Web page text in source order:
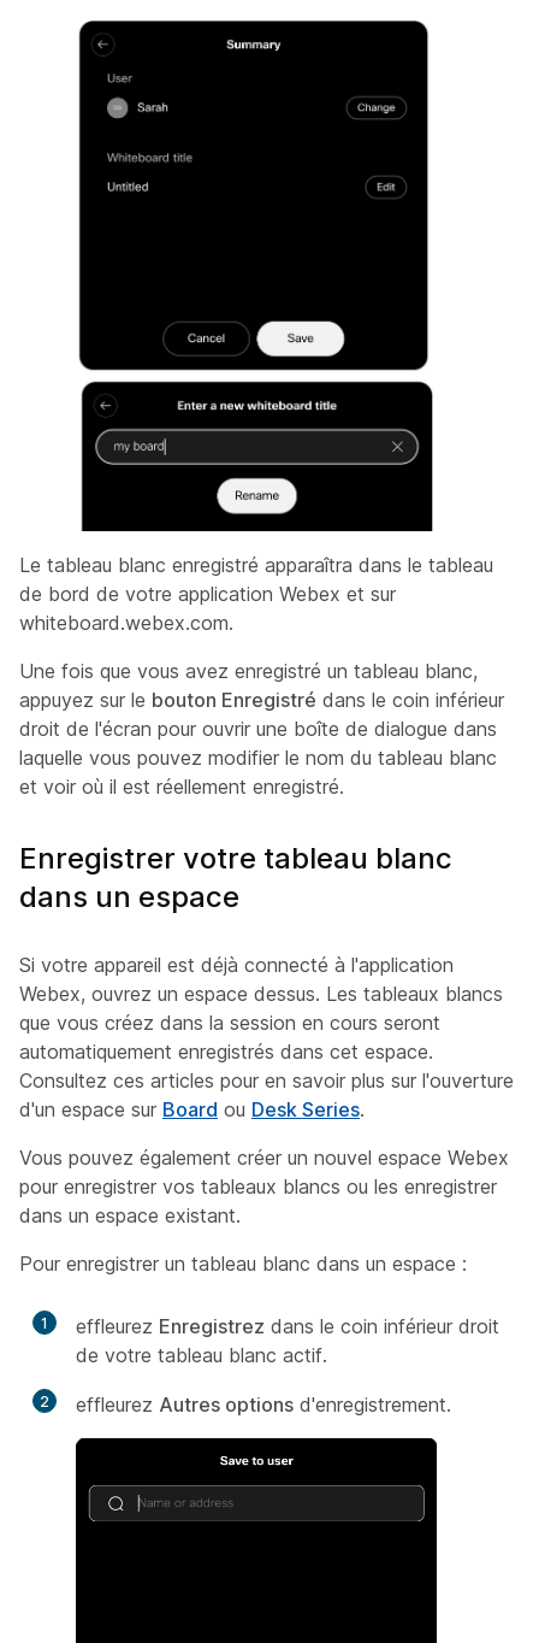
Le tableau blanc enregistré apparaîtra dans le tableau
de bord de votre application Webex et sur
whiteboard.webex.com.
Une fois que vous avez enregistré un tableau blanc,
appuyez sur le bouton Enregistré dans le coin inférieur
droit de l'écran pour ouvrir une boîte de dialogue dans
laquelle vous pouvez modifier le nom du tableau blanc
et voir où il est réellement enregistré.
Enregistrer votre tableau blanc
dans un espace
Si votre appareil est déjà connecté à l'application
Webex, ouvrez un espace dessus. Les tableaux blancs
que vous créez dans la session en cours seront
automatiquement enregistrés dans cet espace.
Consultez ces articles pour en savoir plus sur l'ouverture
d'un espace sur Board ou Desk Series.
Vous pouvez également créer un nouvel espace Webex
pour enregistrer vos tableaux blancs ou les enregistrer
dans un espace existant.
Pour enregistrer un tableau blanc dans un espace :
1 effleurez Enregistrez dans le coin inférieur droit
de votre tableau blanc actif.
2 effleurez Autres options d'enregistrement.